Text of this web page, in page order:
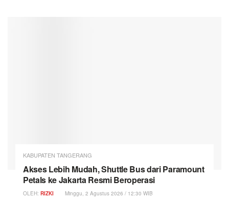
KABUPATEN TANGERANG
Akses Lebih Mudah, Shuttle Bus dari Paramount
Petals ke Jakarta Resmi Beroperasi
OLEH: RIZKI Minggu, 2 Agustus 2026 / 12:30 WIB